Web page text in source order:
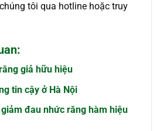
tôi qua hotline hoặc truy
giả hữu hiệu
tin cậy ở Hà Nội
đau nhức răng hàm hiệu